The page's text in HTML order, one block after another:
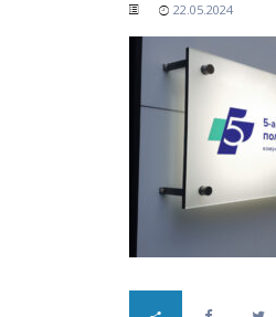
22.05.2024